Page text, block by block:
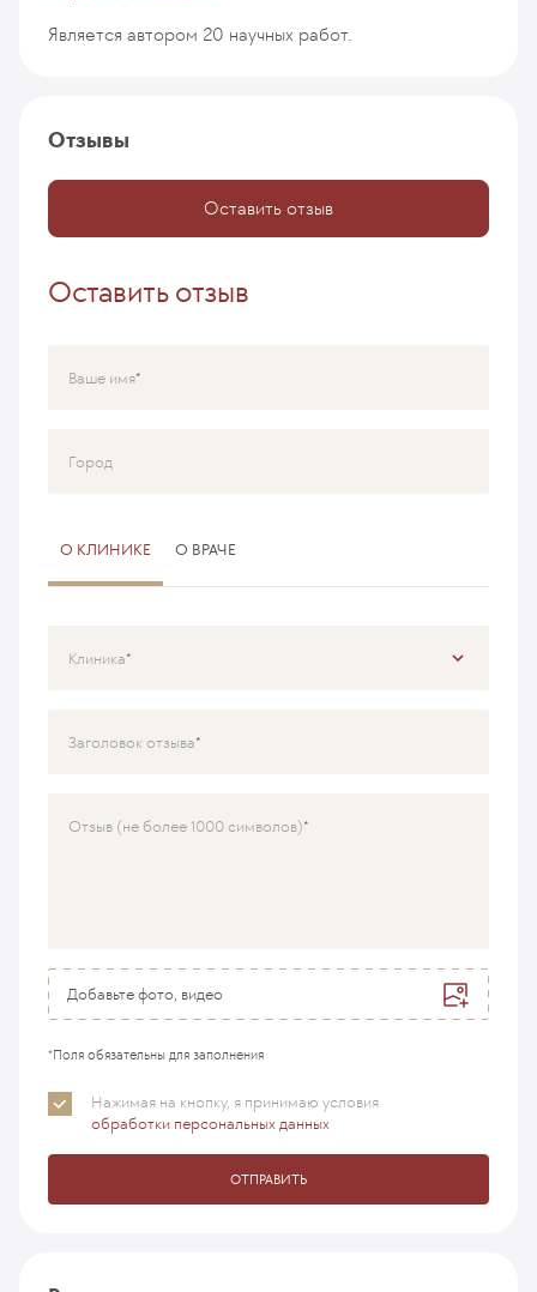
Является автором 20 научных работ.
Отзывы
Оставить отзыв
Оставить отзыв
Ваше имя
Город
О КЛИНИКЕ О ВРАЧЕ
Клиника
Специализация
Заголовок отзыва
Отзыв (не более 1000 символов)
Добавьте фото, видео
*Поля обязательны для заполнения
Нажимая на кнопку, я принимаю условия
обработки персональных данных
ОТПРАВИТЬ